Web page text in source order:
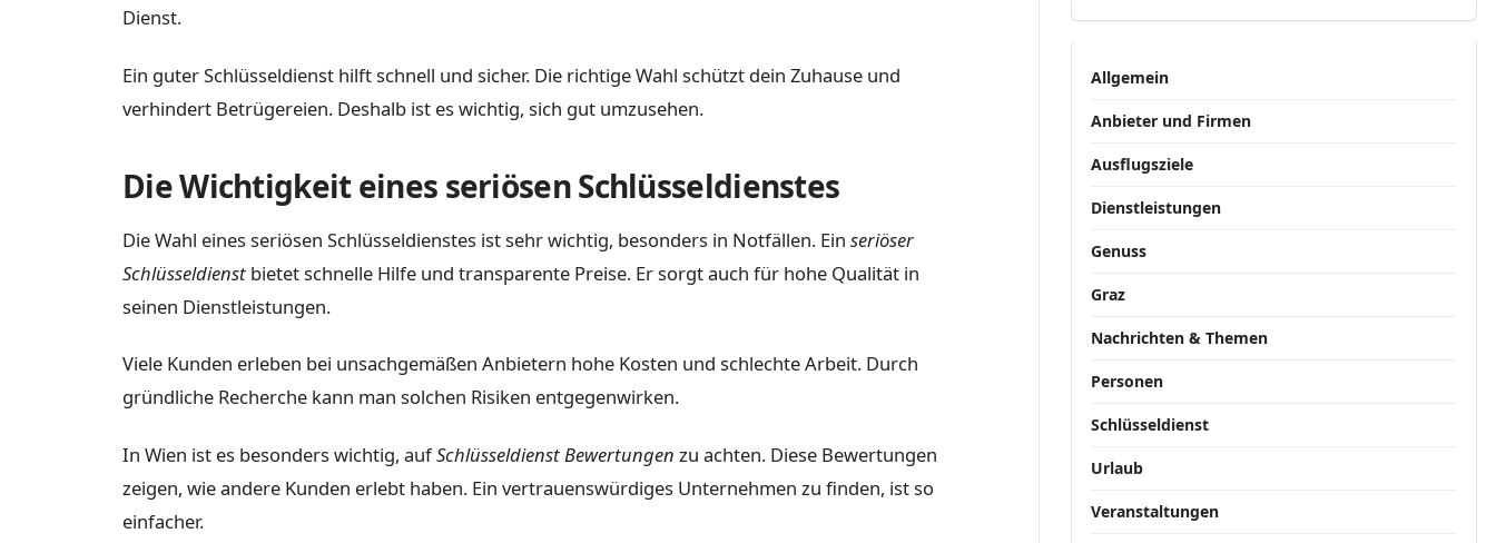
Dienst.
Ein guter Schlüsseldienst hilft schnell und sicher. Die richtige Wahl schützt dein Zuhause und
verhindert Betrügereien. Deshalb ist es wichtig, sich gut umzusehen.
Die Wichtigkeit eines seriösen Schlüsseldienstes
Die Wahl eines seriösen Schlüsseldienstes ist sehr wichtig, besonders in Notfällen. Ein seriöser
Schlüsseldienst bietet schnelle Hilfe und transparente Preise. Er sorgt auch für hohe Qualität in
seinen Dienstleistungen.
Viele Kunden erleben bei unsachgemäßen Anbietern hohe Kosten und schlechte Arbeit. Durch
gründliche Recherche kann man solchen Risiken entgegenwirken.
In Wien ist es besonders wichtig, aufSchlüsseldienst Bewertungen zu achten. Diese Bewertungen
zeigen, wie andere Kunden erlebt haben. Ein vertrauenswürdiges Unternehmen zu finden, ist so
einfacher.
Allgemein
Anbieter und Firmen
Ausflugsziele
Dienstleistungen
Genuss
Graz
Nachrichten & Themen
Personen
Schlüsseldienst
Urlaub
Veranstaltungen